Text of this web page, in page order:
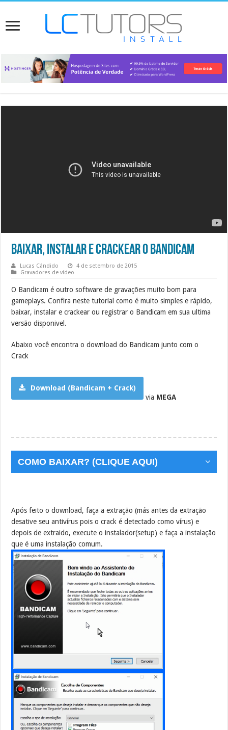
Baixar, Instalar e crackear o Bandicam
Lucas Cândido
4 de setembro de 2015
Gravadores de vídeo
O Bandicam é outro software de gravações muito bom para
gameplays. Confira neste tutorial como é muito simples e rápido,
baixar, instalar e crackear ou registrar o Bandicam em sua ultima
versão disponivel.
Abaixo você encontra o download do Bandicam junto com o
Crack
Download (Bandicam + Crack)
via MEGA
COMO BAIXAR? (CLIQUE AQUI)
Após feito o download, faça a extração (más antes da extração
desative seu antivírus pois o crack é detectado como vírus) e
depois de extraido, execute o instalador(setup) e faça a instalação
que é uma instalação comum.